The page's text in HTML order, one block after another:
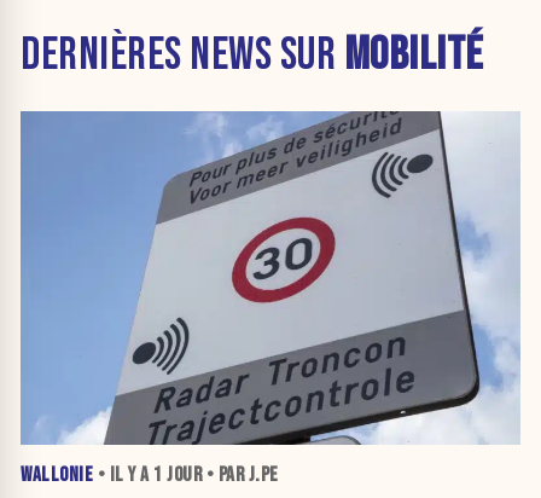
DERNIÈRES NEWS SUR MOBILITÉ
WALLONIE • IL Y A 1 JOUR• PAR J.PE